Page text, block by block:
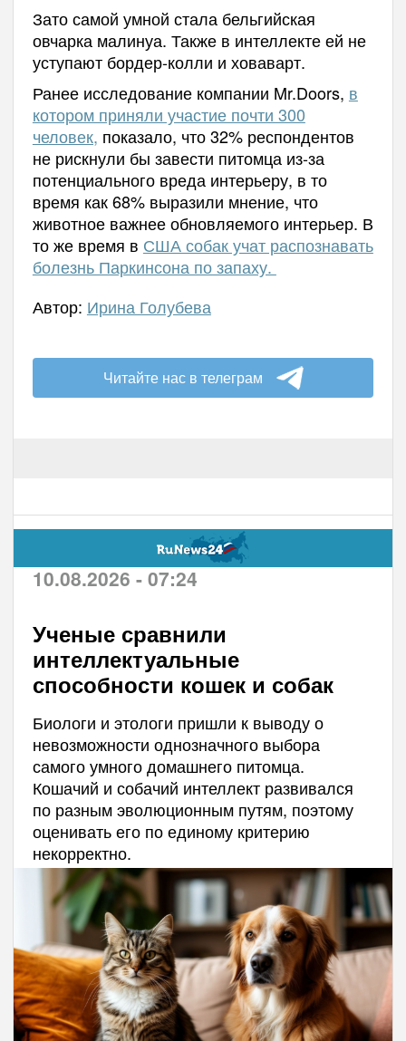
Зато самой умной стала бельгийская
овчарка малинуа. Также в интеллекте ей не
уступают бордер-колли и ховаварт.
Ранее исследование компании Mr.Doors, в
котором приняли участие почти 300
человек, показало, что 32% респондентов
не рискнули бы завести питомца из-за
потенциального вреда интерьеру, в то
время как 68% выразили мнение, что
животное важнее обновляемого интерьер. В
то же время в США собак учат распознавать
болезнь Паркинсона по запаху.
Автор: Ирина Голубева
Читайте нас в телеграм
10.08.2026 - 07:24
Ученые сравнили
интеллектуальные
способности кошек и собак
Биологи и этологи пришли к выводу о
невозможности однозначного выбора
самого умного домашнего питомца.
Кошачий и собачий интеллект развивался
по разным эволюционным путям, поэтому
оценивать его по единому критерию
некорректно.